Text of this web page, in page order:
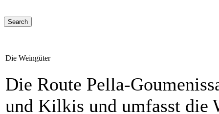
Die Weingüter
Die Route Pella-
und Kilkis und umfasst die